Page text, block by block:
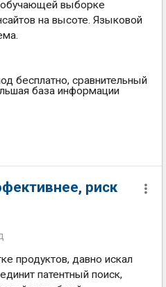
выборке
на высоте. Языковой
бесплатно, сравнительный
база информации
риск
продуктов, давно искал
патентный поиск,